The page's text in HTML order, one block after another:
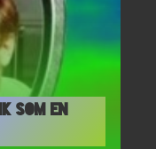
som en